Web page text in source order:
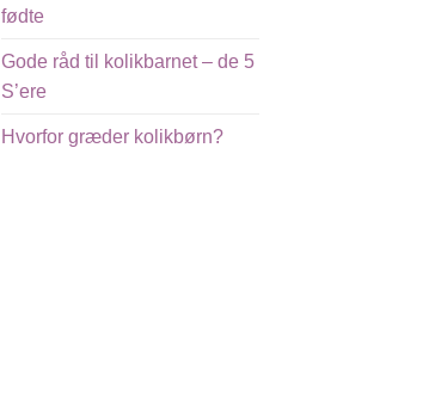
fødte
Gode råd til kolikbarnet – de 5
S’ere
Hvorfor græder kolikbørn?